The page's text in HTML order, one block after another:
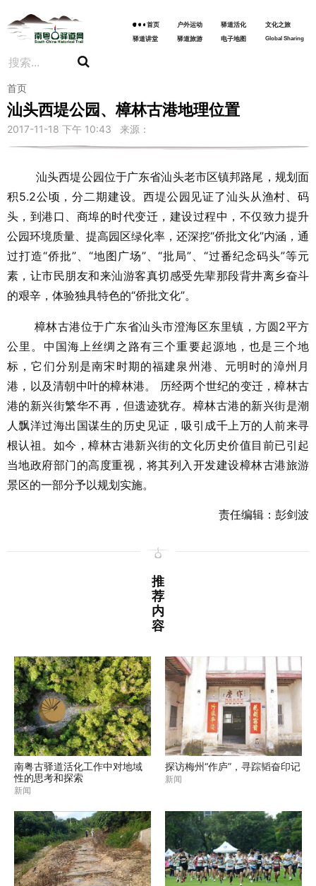
首页 户外运动 驿道活化
文化之旅
驿道讲堂
驿道旅游 电子地图 Global Sharing
首页
汕头西堤公园、樟林古港地理位置
2017-11-18 下午 10:43 来源：
汕头西堤公园位于广东省汕头老市区镇邦路尾，规划面
积5.2公顷，分二期建设。西堤公园见证了汕头从渔村、码
头，到港口、商埠的时代变迁，建设过程中，不仅致力提升
公园环境质量、提高园区绿化率，还深挖“侨批文化”内涵，通
过打造“侨批”、“地图广场”、“批局”、“过番纪念码头”等元
素，让市民朋友和来汕游客真切感受先辈那段背井离乡奋斗
的艰辛，体验独具特色的“侨批文化”。
樟林古港位于广东省汕头市澄海区东里镇，方圆2平方
公里。中国海上丝绸之路有三个重要起源地，也是三个地
标，它们分别是南宋时期的福建泉州港、元明时的漳州月
港，以及清朝中叶的樟林港。 历经两个世纪的变迁，樟林古
港的新兴街繁华不再，但遗迹犹存。樟林古港的新兴街是潮
人飘洋过海出国谋生的历史见证，吸引成千上万的人前来寻
根认祖。如今，樟林古港新兴街的文化历史价值目前已引起
当地政府部门的高度重视，将其列入开发建设樟林古港旅游
景区的一部分予以规划实施。
责任编辑：彭剑波
推
荐
内
容
南粤古驿道活化工作中对地域
性的思考和探索
新闻
探访梅州“作庐”，寻踪韬奋印记
新闻